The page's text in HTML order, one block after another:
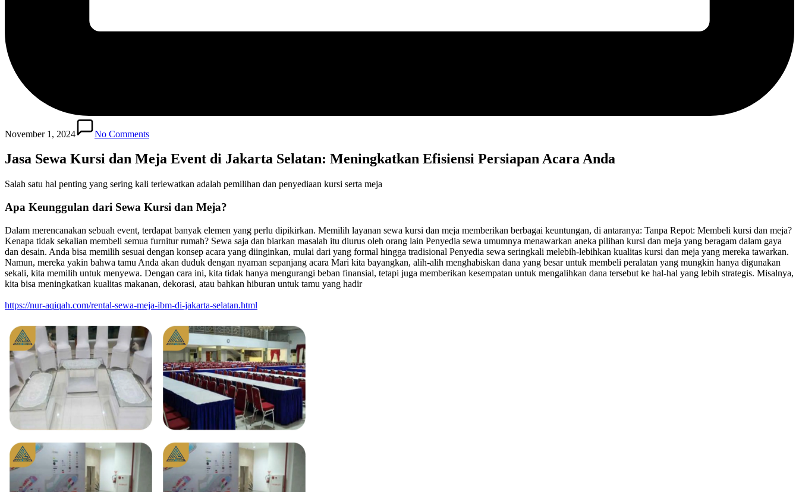
November 1, 2024 No Comments
Jasa Sewa Kursi dan Meja Event di Jakarta Selatan: Meningkatkan Efisiensi Persiapan Acara Anda
Salah satu hal penting yang sering kali terlewatkan adalah pemilihan dan penyediaan kursi serta meja
Apa Keunggulan dari Sewa Kursi dan Meja?
Dalam merencanakan sebuah event, terdapat banyak elemen yang perlu dipikirkan. Memilih layanan sewa kursi dan meja memberikan berbagai keuntungan, di antaranya: Tanpa Repot: Membeli kursi dan meja?
Kenapa tidak sekalian membeli semua furnitur rumah? Sewa saja dan biarkan masalah itu diurus oleh orang lain Penyedia sewa umumnya menawarkan aneka pilihan kursi dan meja yang beragam dalam gaya
dan desain. Anda bisa memilih sesuai dengan konsep acara yang diinginkan, mulai dari yang formal hingga tradisional Penyedia sewa seringkali melebih-lebihkan kualitas kursi dan meja yang mereka tawarkan.
Namun, mereka yakin bahwa tamu Anda akan duduk dengan nyaman sepanjang acara Mari kita bayangkan, alih-alih menghabiskan dana yang besar untuk membeli peralatan yang mungkin hanya digunakan
sekali, kita memilih untuk menyewa. Dengan cara ini, kita tidak hanya mengurangi beban finansial, tetapi juga memberikan kesempatan untuk mengalihkan dana tersebut ke hal-hal yang lebih strategis. Misalnya,
kita bisa meningkatkan kualitas makanan, dekorasi, atau bahkan hiburan untuk tamu yang hadir
https://nur-aqiqah.com/rental-sewa-meja-ibm-di-jakarta-selatan.html